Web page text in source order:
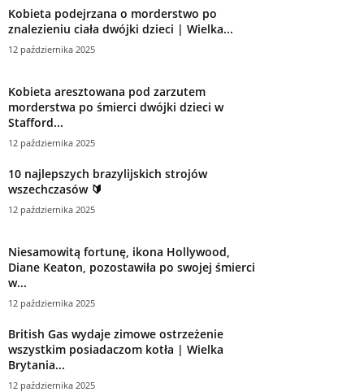
Kobieta podejrzana o morderstwo po
znalezieniu ciała dwójki dzieci | Wielka...
12 października 2025
Kobieta aresztowana pod zarzutem
morderstwa po śmierci dwójki dzieci w
Stafford...
12 października 2025
10 najlepszych brazylijskich strojów
wszechczasów 🔰
12 października 2025
Niesamowitą fortunę, ikona Hollywood,
Diane Keaton, pozostawiła po swojej śmierci
w...
12 października 2025
British Gas wydaje zimowe ostrzeżenie
wszystkim posiadaczom kotła | Wielka
Brytania...
12 października 2025